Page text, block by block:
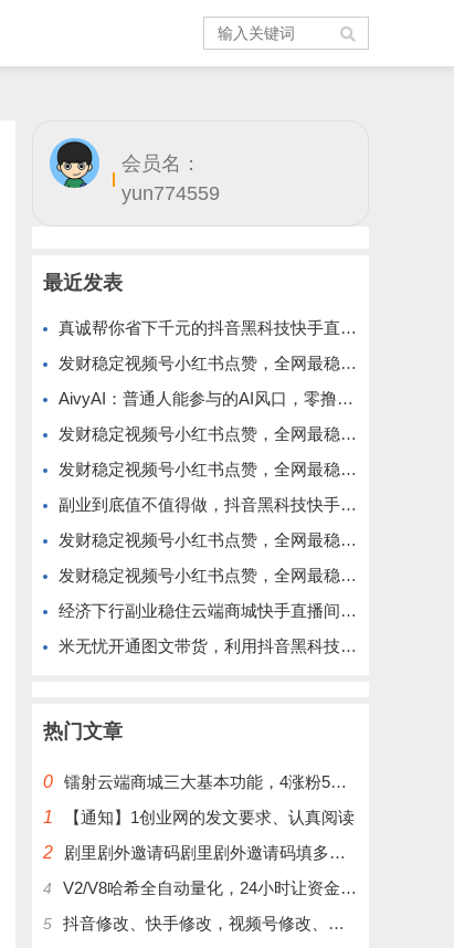
会员名：
yun774559
最近发表
真诚帮你省下千元的抖音黑科技快手直播间人气涨粉点赞云端商城免费送
发财稳定视频号小红书点赞，全网最稳定绿色的项目，全网一起推
AivyAI：普通人能参与的AI风口，零撸AVAX，首码上线速度上车！
发财稳定视频号小红书点赞，全网最稳定绿色的项目，价格拉满的哦
发财稳定视频号小红书点赞，全网最稳定绿色的项目，今年再加油
副业到底值不值得做，抖音黑科技快手上人涨粉云端商城真能逆袭赚钱
发财稳定视频号小红书点赞，全网最稳定绿色的项目，完美来拉新
发财稳定视频号小红书点赞，全网最稳定绿色的项目，完全自动了
经济下行副业稳住云端商城快手直播间挂铁涨粉丝抖音黑科技实操
米无忧开通图文带货，利用抖音黑科技商城快速涨粉1000+，单日变现2W！
热门文章
0 镭射云端商城三大基本功能，4涨粉5涨播放量6挂铁，为你揭开真实的面纱!
1
【通知】1创业网的发文要求、认真阅读
2
剧里剧外邀请码剧里剧外邀请码填多少呢？
4 V2/V8哈希全自动量化，24小时让资金为你打工！
5 抖音修改、快手修改，视频号修改、大屏修改|橱窗修改|抖店修改|、招代理可单独购买